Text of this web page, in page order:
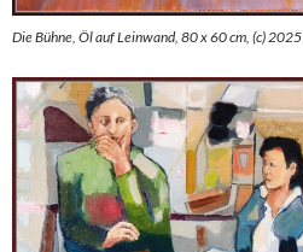
Die Bühne, Öl auf Leinwand, 80 x 60 cm, (c)